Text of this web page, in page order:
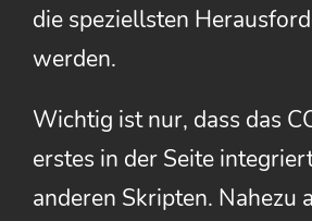
die speziellsten
werden.
Wichtig ist nur, dass das
erstes in der Seite
anderen Skripten. Nahezu